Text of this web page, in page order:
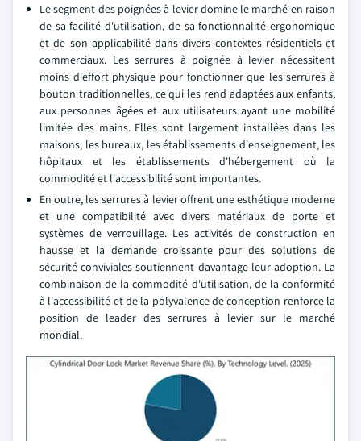
Le segment des poignées à levier domine le marché en raison
de sa facilité d'utilisation, de sa fonctionnalité ergonomique
et de son applicabilité dans divers contextes résidentiels et
commerciaux. Les serrures à poignée à levier nécessitent
moins d'effort physique pour fonctionner que les serrures à
bouton traditionnelles, ce qui les rend adaptées aux enfants,
aux personnes âgées et aux utilisateurs ayant une mobilité
limitée des mains. Elles sont largement installées dans les
maisons, les bureaux, les établissements d'enseignement, les
hôpitaux et les établissements d'hébergement où la
commodité et l'accessibilité sont importantes.
En outre, les serrures à levier offrent une esthétique moderne
et une compatibilité avec divers matériaux de porte et
systèmes de verrouillage. Les activités de construction en
hausse et la demande croissante pour des solutions de
sécurité conviviales soutiennent davantage leur adoption. La
combinaison de la commodité d'utilisation, de la conformité
à l'accessibilité et de la polyvalence de conception renforce la
position de leader des serrures à levier sur le marché
mondial.